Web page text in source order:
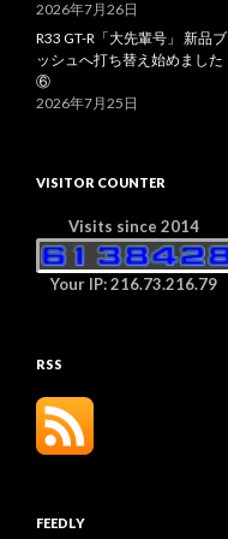
2026年7月26日
R33 GT-R「大先輩号」 新品ブ
ッシュへ打ち替え始めました
⑥
2026年7月25日
VISITOR COUNTER
Visits since 2014
Your IP: 216.73.216.79
RSS
FEEDLY